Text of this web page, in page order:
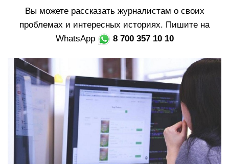
в
ю
Вы можете рассказать журналистам о своих
проблемах и интересных историях. Пишите на
WhatsApp
8 700 357 10 10